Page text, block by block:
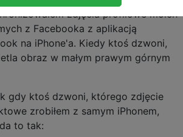
zdjęcia profilowe moich
z Facebooka z aplikacją
na iPhone'a. Kiedy ktoś dzwoni,
obraz w małym prawym górnym
gdy ktoś dzwoni, którego zdjęcie
zrobiłem z samym iPhonem,
to tak: